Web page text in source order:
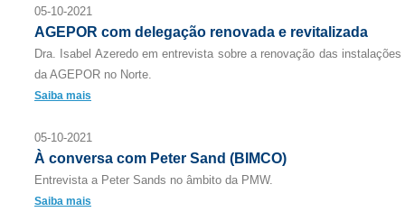
05-10-2021
AGEPOR com delegação renovada e revitalizada
Dra. Isabel Azeredo em entrevista sobre a renovação das instalações
da AGEPOR no Norte.
Saiba mais
05-10-2021
À conversa com Peter Sand (BIMCO)
Entrevista a Peter Sands no âmbito da PMW.
Saiba mais